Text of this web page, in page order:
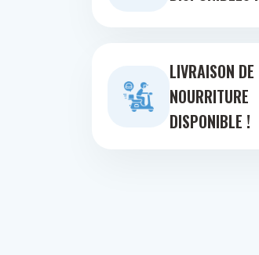
LIVRAISON DE
NOURRITURE
DISPONIBLE !